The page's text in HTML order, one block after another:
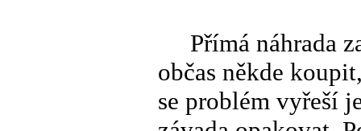
Přímá náhrada
občas někde
se problém vyřeší